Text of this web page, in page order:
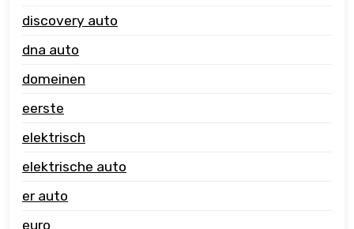
discovery auto
dna auto
domeinen
eerste
elektrisch
elektrische auto
er auto
euro